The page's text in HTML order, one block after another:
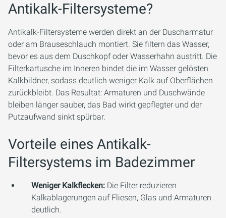
Antikalk-Filtersysteme?
Antikalk-Filtersysteme werden direkt an der Duscharmatur
oder am Brauseschlauch montiert. Sie filtern das Wasser,
bevor es aus dem Duschkopf oder Wasserhahn austritt. Die
Filterkartusche im Inneren bindet die im Wasser gelösten
Kalkbildner, sodass deutlich weniger Kalk auf Oberflächen
zurückbleibt. Das Resultat: Armaturen und Duschwände
bleiben länger sauber, das Bad wirkt gepflegter und der
Putzaufwand sinkt spürbar.
Vorteile eines Antikalk-
Filtersystems im Badezimmer
Weniger Kalkflecken: Die Filter reduzieren
Kalkablagerungen auf Fliesen, Glas und Armaturen
deutlich.